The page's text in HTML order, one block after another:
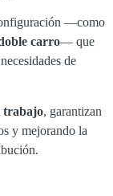
—como
carro— que
de
trabajo, garantizan
y mejorando la